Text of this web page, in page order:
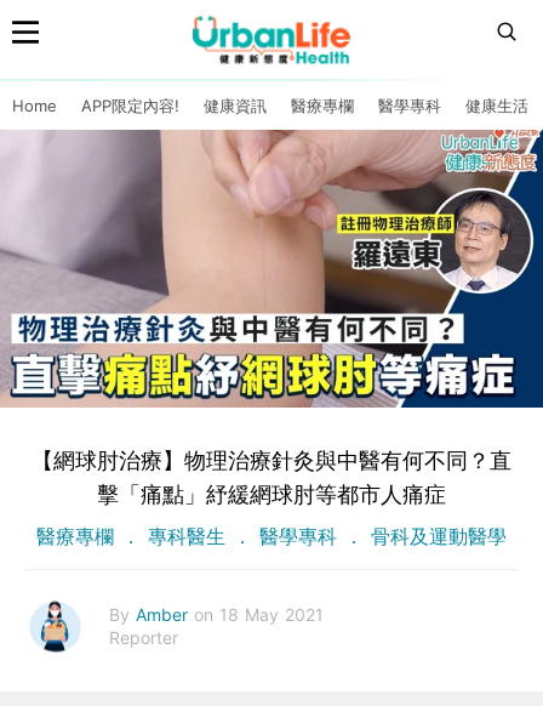
Home APP限定內容! 健康資訊 醫療專欄 醫學專科 健康生活
【網球肘治療】物理治療針灸與中醫有何不同？直
擊「痛點」紓緩網球肘等都市人痛症
醫療專欄 專科醫生 醫學專科 骨科及運動醫學
By Amber on 18 May 2021
Reporter